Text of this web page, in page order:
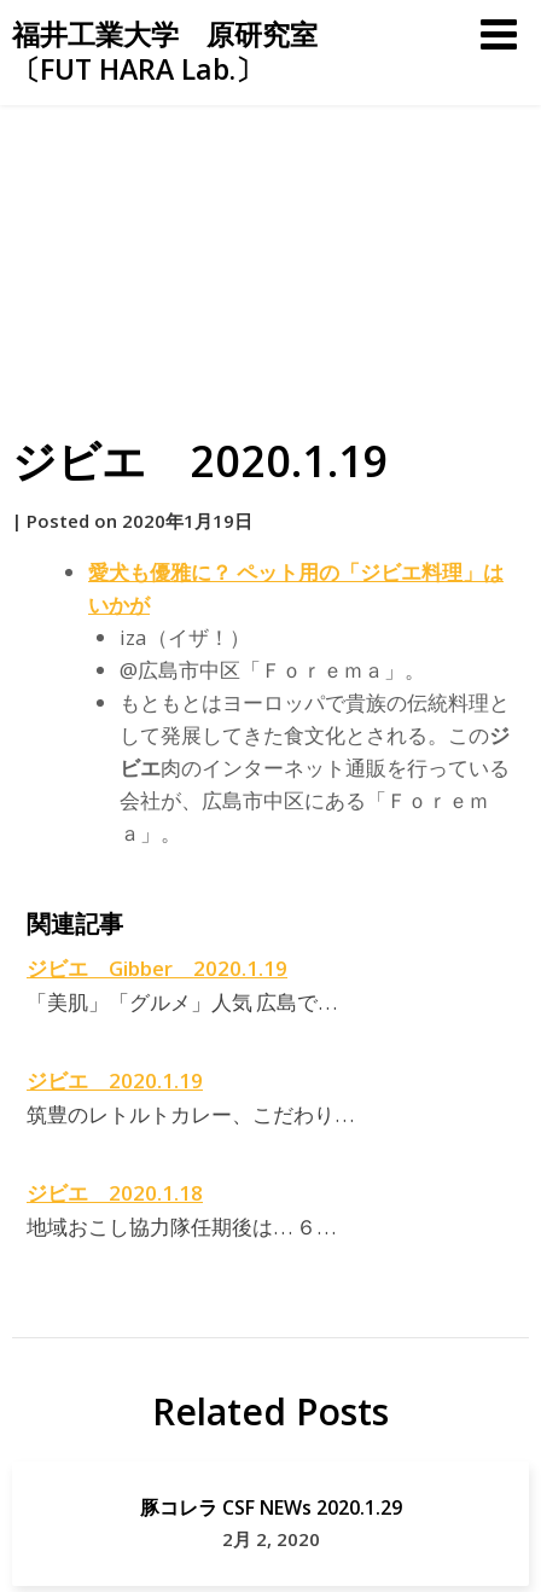
Skip
to
content
福井工業大学 原研究室
〔FUT HARA Lab.〕
ジビエ 2020.1.19
by
| Posted on 2020年1月19日
愛犬も優雅に？ ペット用の「ジビエ料理」は
いかが
iza（イザ！）
@広島市中区「Ｆｏｒｅｍａ」。
もともとはヨーロッパで貴族の伝統料理と
して発展してきた食文化とされる。このジ
ビエ肉のインターネット通販を行っている
会社が、広島市中区にある「Ｆｏｒｅｍ
ａ」。
関連記事
ジビエ Gibber 2020.1.19
「美肌」「グルメ」人気 広島で…
ジビエ 2020.1.19
筑豊のレトルトカレー、こだわり…
ジビエ 2020.1.18
地域おこし協力隊任期後は… ６…
Related Posts
豚コレラ CSF NEWs 2020.1.29
2月 2, 2020